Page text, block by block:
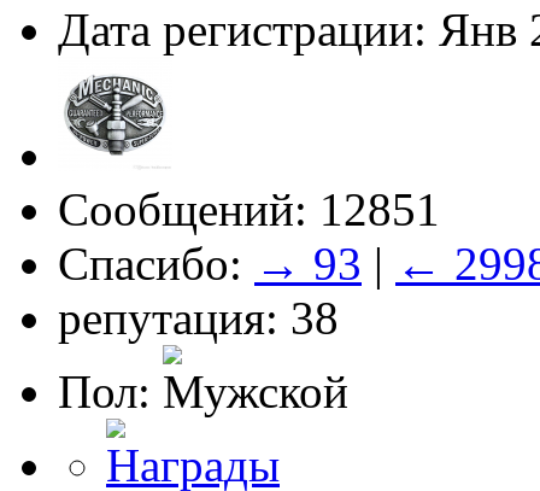
Дата регистрации: Янв
Сообщений: 12851
Спасибо: → 93 | ←
репутация: 38
Пол: